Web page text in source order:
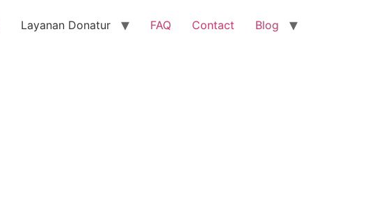
Layanan Donatur FAQ Contact Blog